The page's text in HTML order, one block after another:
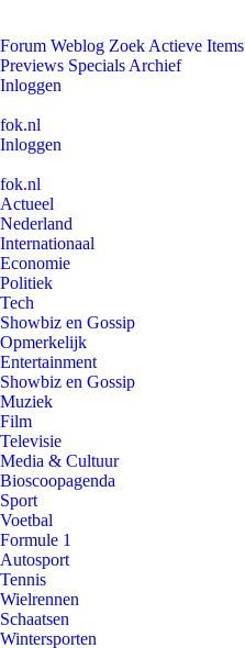
Forum Weblog Zoek Actieve Items
Previews Specials Archief
Inloggen
fok.nl
Inloggen
fok.nl
Actueel
Nederland
Internationaal
Economie
Politiek
Tech
Showbiz en Gossip
Opmerkelijk
Entertainment
Showbiz en Gossip
Muziek
Film
Televisie
Media & Cultuur
Bioscoopagenda
Sport
Voetbal
Formule 1
Autosport
Tennis
Wielrennen
Schaatsen
Wintersporten